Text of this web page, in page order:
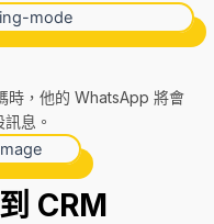
時，他的 WhatsApp 將會
息。
CRM